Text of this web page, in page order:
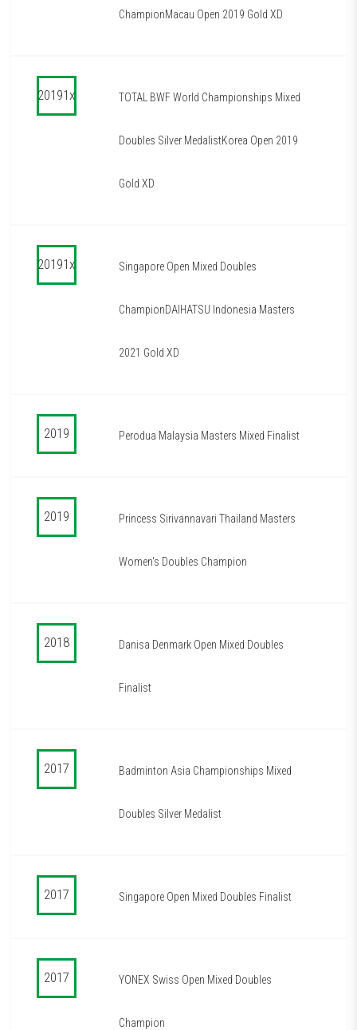
ChampionMacau Open 2019 Gold XD
20191x TOTAL BWF World Championships Mixed
Doubles Silver MedalistKorea Open 2019
Gold XD
20191x Singapore Open Mixed Doubles
ChampionDAIHATSU Indonesia Masters
2021 Gold XD
2019 Perodua Malaysia Masters Mixed Finalist
2019 Princess Sirivannavari Thailand Masters
Women's Doubles Champion
2018 Danisa Denmark Open Mixed Doubles
Finalist
2017 Badminton Asia Championships Mixed
Doubles Silver Medalist
2017 Singapore Open Mixed Doubles Finalist
2017 YONEX Swiss Open Mixed Doubles
Champion